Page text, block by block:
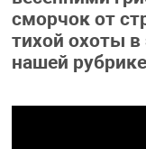
сморчок от
тихой охоты
нашей